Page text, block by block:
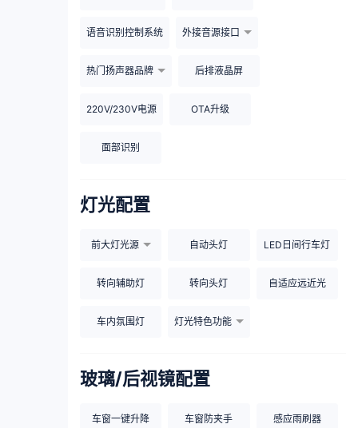
语音识别控制系统 外接音源接口
热门扬声器品牌 后排液晶屏
220V/230V电源 OTA升级
面部识别
灯光配置
前大灯光源 自动头灯 LED日间行车灯
转向辅助灯 转向头灯 自适应远近光
车内氛围灯 灯光特色功能
玻璃/后视镜配置
车窗一键升降 车窗防夹手 感应雨刷器